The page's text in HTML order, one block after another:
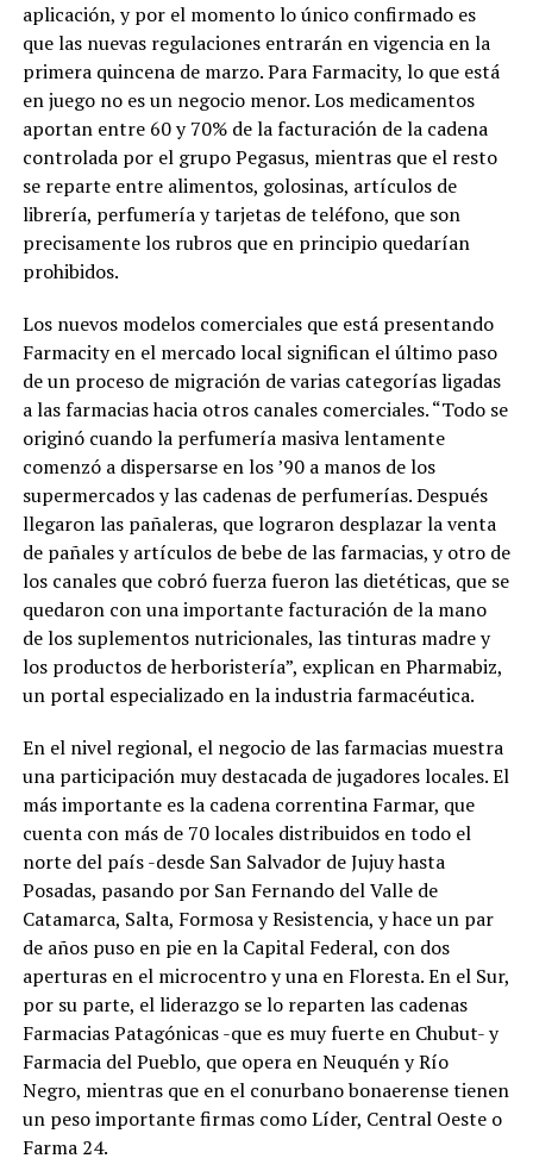
aplicación, y por el momento lo único confirmado es
que las nuevas regulaciones entrarán en vigencia en la
primera quincena de marzo. Para Farmacity, lo que está
en juego no es un negocio menor. Los medicamentos
aportan entre 60 y 70% de la facturación de la cadena
controlada por el grupo Pegasus, mientras que el resto
se reparte entre alimentos, golosinas, artículos de
librería, perfumería y tarjetas de teléfono, que son
precisamente los rubros que en principio quedarían
prohibidos.
Los nuevos modelos comerciales que está presentando
Farmacity en el mercado local significan el último paso
de un proceso de migración de varias categorías ligadas
a las farmacias hacia otros canales comerciales. “Todo se
originó cuando la perfumería masiva lentamente
comenzó a dispersarse en los ’90 a manos de los
supermercados y las cadenas de perfumerías. Después
llegaron las pañaleras, que lograron desplazar la venta
de pañales y artículos de bebe de las farmacias, y otro de
los canales que cobró fuerza fueron las dietéticas, que se
quedaron con una importante facturación de la mano
de los suplementos nutricionales, las tinturas madre y
los productos de herboristería”, explican en Pharmabiz,
un portal especializado en la industria farmacéutica.
En el nivel regional, el negocio de las farmacias muestra
una participación muy destacada de jugadores locales. El
más importante es la cadena correntina Farmar, que
cuenta con más de 70 locales distribuidos en todo el
norte del país -desde San Salvador de Jujuy hasta
Posadas, pasando por San Fernando del Valle de
Catamarca, Salta, Formosa y Resistencia, y hace un par
de años puso en pie en la Capital Federal, con dos
aperturas en el microcentro y una en Floresta. En el Sur,
por su parte, el liderazgo se lo reparten las cadenas
Farmacias Patagónicas -que es muy fuerte en Chubut- y
Farmacia del Pueblo, que opera en Neuquén y Río
Negro, mientras que en el conurbano bonaerense tienen
un peso importante firmas como Líder, Central Oeste o
Farma 24.